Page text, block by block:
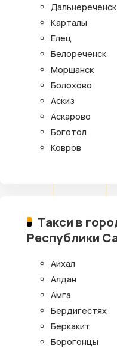
Дальнереченск
Карталы
Елец
Белореченск
Моршанск
Болохово
Аскиз
Аскарово
Боготол
Ковров
Такси в
Республики
Айхал
Алдан
Амга
Бердигестях
Беркакит
Борогонцы